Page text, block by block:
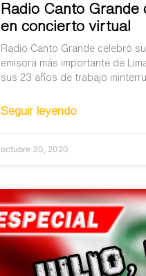
Radio Canto Grande
en concierto virtual
Radio Canto Grande celebró
emisora más importante de
sus 23 años de trabajo
Seguir leyendo
octubre 30, 2020